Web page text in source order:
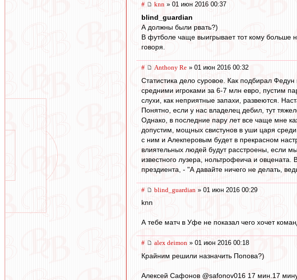
# knn » 01 июн 2016 00:37
blind_guardian
А должны были рвать?)
В футболе чаще выигрывает тот кому больше
говоря.
# Anthony Re » 01 июн 2016 00:32
Статистика дело суровое. Как подбирал
средними игроками за 6-7 млн евро, пустим
слухи, как неприятные запахи, развеются.
Понятно, если у нас владелец дебил, тут
Однако, в последние пару лет все чаще мне
допустим, мощных свистунов в уши царя
с ним и Алекперовым будет в прекрасном
влиятельных людей будут расстроены, если
известного лузера, нольтрофеича и
прездиента, - "А давайте ничего не делать,
# blind_guardian » 01 июн 2016 00:29
knn
А тебе матч в Уфе не показал чего хочет
# alex deimon » 01 июн 2016 00:18
Крайним решили назначить Попова?)
Алексей Сафонов ‏@safonov016 17 мин.17